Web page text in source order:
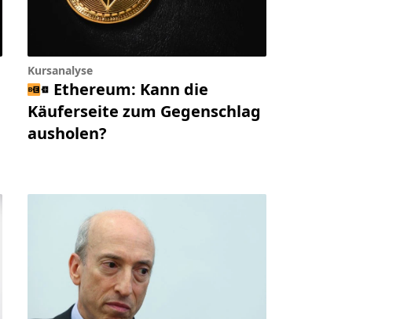
Kursanalyse
Ethereum: Kann die
Käuferseite zum Gegenschlag
ausholen?